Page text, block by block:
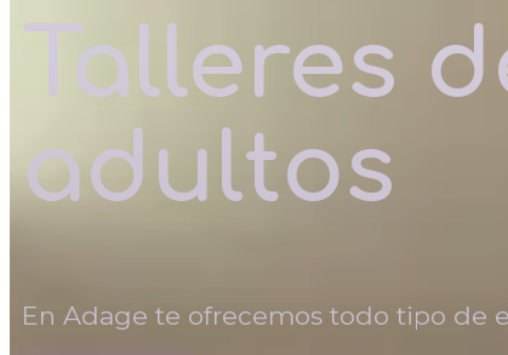
Talleres
adultos
En Adage te ofrecemos todo tipo de